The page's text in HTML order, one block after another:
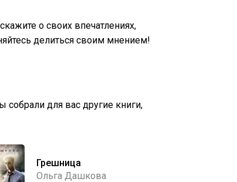
о своих впечатлениях,
делиться своим мнением!
собрали для вас другие книги,
Грешница
Ольга Дашкова